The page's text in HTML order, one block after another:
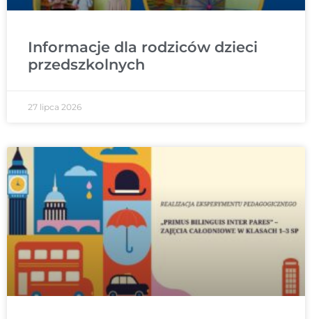
Informacje dla rodziców dzieci
przedszkolnych
27 lipca 2026